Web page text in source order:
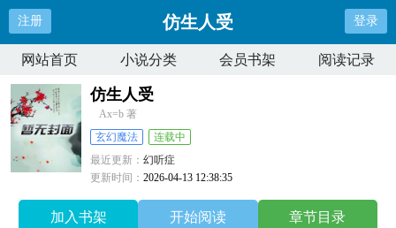
注册 仿生人受 登录
网站首页 小说分类 会员书架 阅读记录
仿生人受
Ax=b 著
玄幻魔法
连载中
最近更新：幻听症
更新时间：2026-04-13 12:38:35
加入书架 开始阅读 章节目录